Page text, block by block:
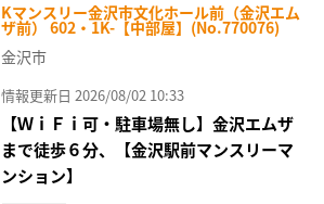
Kマンスリー金沢市文化ホール前（金沢エム
ザ前） 602・1K-【中部屋】(No.770076)
金沢市
情報更新日 2026/08/02 10:33
【ＷｉＦｉ可・駐車場無し】金沢エムザ
まで徒歩６分、【金沢駅前マンスリーマ
ンション】